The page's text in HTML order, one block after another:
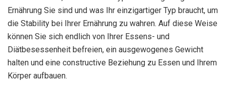
Ernährung Sie sind und was Ihr einzigartiger Typ braucht, um
die Stability bei Ihrer Ernährung zu wahren. Auf diese Weise
können Sie sich endlich von Ihrer Essens- und
Diätbesessenheit befreien, ein ausgewogenes Gewicht
halten und eine constructive Beziehung zu Essen und Ihrem
Körper aufbauen.